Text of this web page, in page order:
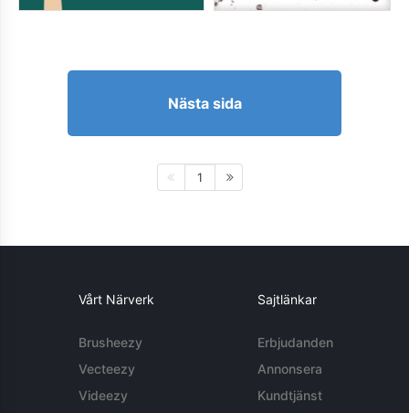
Nästa sida
1
Vårt Närverk
Brusheezy
Vecteezy
Videezy
Sajtlänkar
Erbjudanden
Annonsera
Kundtjänst